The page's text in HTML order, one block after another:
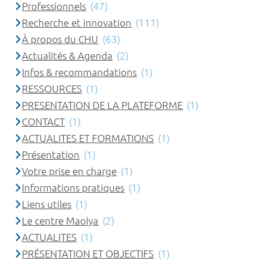
Professionnels (47)
Recherche et innovation (111)
À propos du CHU (63)
Actualités & Agenda (2)
Infos & recommandations (1)
RESSOURCES (1)
PRESENTATION DE LA PLATEFORME (1)
CONTACT (1)
ACTUALITES ET FORMATIONS (1)
Présentation (1)
Votre prise en charge (1)
Informations pratiques (1)
Liens utiles (1)
Le centre Maolya (2)
ACTUALITES (1)
PRÉSENTATION ET OBJECTIFS (1)